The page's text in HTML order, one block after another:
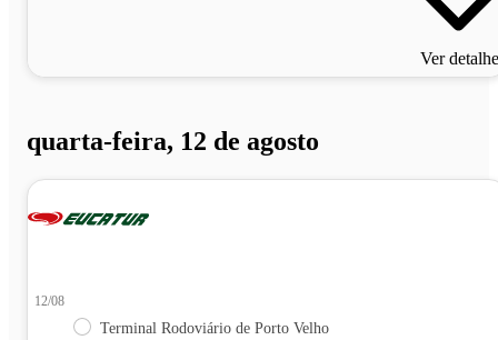
Ver
quarta-feira, 12 de agosto
12/08
Terminal Rodoviário de Porto Velho